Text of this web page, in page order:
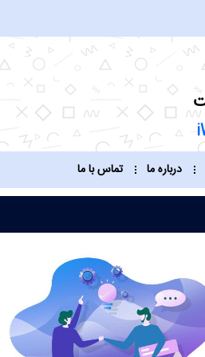
درباره ما تماس با ما